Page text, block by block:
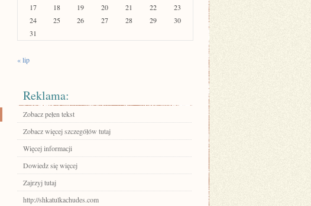
17
18 19 20 21 22
23
24
25 26 27 28 29
30
31
« lip
Reklama:
Zobacz pełen tekst
Zobacz więcej szczegółów tutaj
Więcej informacji
Dowiedz się więcej
Zajrzyj tutaj
http://shkatulkachudes.com